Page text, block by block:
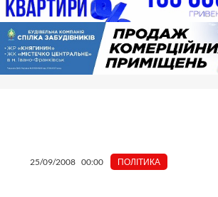
25/09/2008 00:00 ПОЛІТИКА